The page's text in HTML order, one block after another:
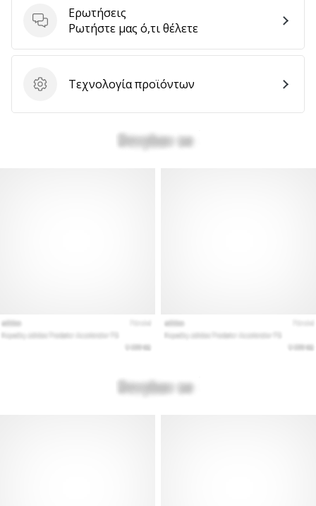
Ερωτήσεις
Ερωτήσεις
Ρωτήστε μας ό,τι θέλετε
Τεχνολογία προϊόντων
Τεχνολογία προϊόντων